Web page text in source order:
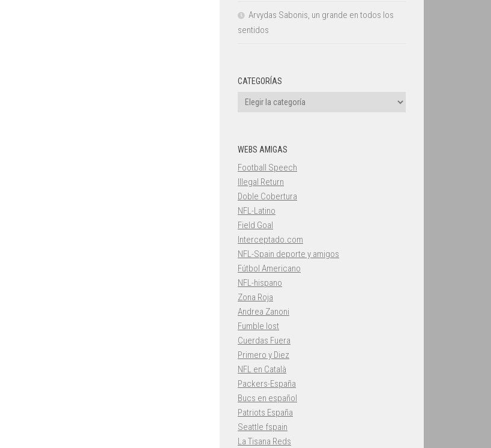
Arvydas Sabonis, un grande en todos los
sentidos
CATEGORÍAS
Categorías
WEBS AMIGAS
Football Speech
Illegal Return
Doble Cobertura
NFL-Latino
Field Goal
Interceptado.com
NFL-Spain deporte y amigos
Fútbol Americano
NFL-hispano
Zona Roja
Andrea Zanoni
Fumble lost
Cuerdas Fuera
Primero y Diez
NFL en Català
Packers-España
Bucs en español
Patriots España
Seattle fspain
La Tisana Reds